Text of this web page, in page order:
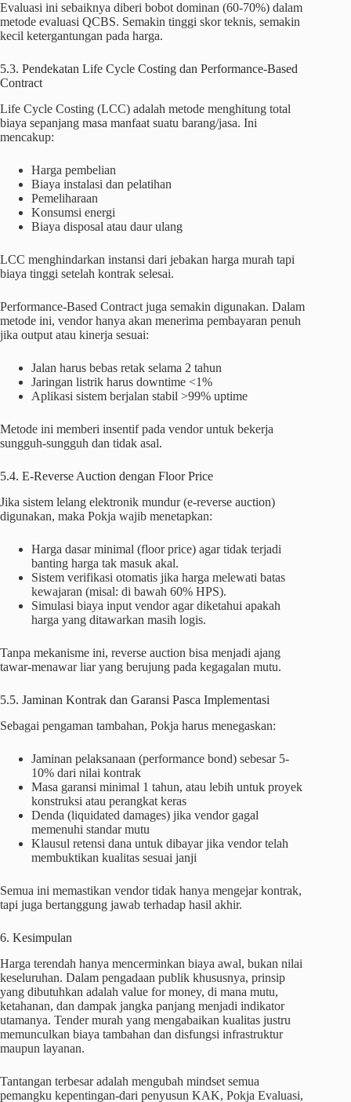
Evaluasi ini sebaiknya diberi bobot dominan (60-70%) dalam
metode evaluasi QCBS. Semakin tinggi skor teknis, semakin
kecil ketergantungan pada harga.
5.3. Pendekatan Life Cycle Costing dan Performance-Based
Contract
Life Cycle Costing (LCC) adalah metode menghitung total
biaya sepanjang masa manfaat suatu barang/jasa. Ini
mencakup:
Harga pembelian
Biaya instalasi dan pelatihan
Pemeliharaan
Konsumsi energi
Biaya disposal atau daur ulang
LCC menghindarkan instansi dari jebakan harga murah tapi
biaya tinggi setelah kontrak selesai.
Performance-Based Contract juga semakin digunakan. Dalam
metode ini, vendor hanya akan menerima pembayaran penuh
jika output atau kinerja sesuai:
Jalan harus bebas retak selama 2 tahun
Jaringan listrik harus downtime <1%
Aplikasi sistem berjalan stabil >99% uptime
Metode ini memberi insentif pada vendor untuk bekerja
sungguh-sungguh dan tidak asal.
5.4. E‑Reverse Auction dengan Floor Price
Jika sistem lelang elektronik mundur (e-reverse auction)
digunakan, maka Pokja wajib menetapkan:
Harga dasar minimal (floor price) agar tidak terjadi
banting harga tak masuk akal.
Sistem verifikasi otomatis jika harga melewati batas
kewajaran (misal: di bawah 60% HPS).
Simulasi biaya input vendor agar diketahui apakah
harga yang ditawarkan masih logis.
Tanpa mekanisme ini, reverse auction bisa menjadi ajang
tawar-menawar liar yang berujung pada kegagalan mutu.
5.5. Jaminan Kontrak dan Garansi Pasca Implementasi
Sebagai pengaman tambahan, Pokja harus menegaskan:
Jaminan pelaksanaan (performance bond) sebesar 5-
10% dari nilai kontrak
Masa garansi minimal 1 tahun, atau lebih untuk proyek
konstruksi atau perangkat keras
Denda (liquidated damages) jika vendor gagal
memenuhi standar mutu
Klausul retensi dana untuk dibayar jika vendor telah
membuktikan kualitas sesuai janji
Semua ini memastikan vendor tidak hanya mengejar kontrak,
tapi juga bertanggung jawab terhadap hasil akhir.
6. Kesimpulan
Harga terendah hanya mencerminkan biaya awal, bukan nilai
keseluruhan. Dalam pengadaan publik khususnya, prinsip
yang dibutuhkan adalah value for money, di mana mutu,
ketahanan, dan dampak jangka panjang menjadi indikator
utamanya. Tender murah yang mengabaikan kualitas justru
memunculkan biaya tambahan dan disfungsi infrastruktur
maupun layanan.
Tantangan terbesar adalah mengubah mindset semua
pemangku kepentingan-dari penyusun KAK, Pokja Evaluasi,